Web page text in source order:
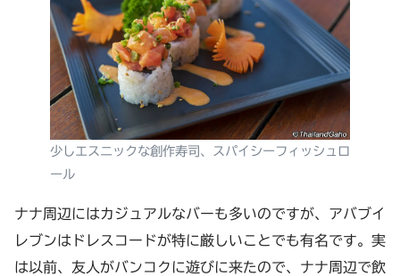
少しエスニックな創作寿司、スパイシーフィッシュロ
ール
ナナ周辺にはカジュアルなバーも多いのですが、アバブイ
レブンはドレスコードが特に厳しいことでも有名です。実
は以前、友人がバンコクに遊びに来たので、ナナ周辺で飲